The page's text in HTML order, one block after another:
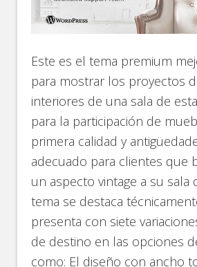
Este es el tema premium
para mostrar los proyectos
interiores de una sala de
para la participación de
primera calidad y
adecuado para clientes que
un aspecto vintage a su sala
tema se destaca
presenta con siete
de destino en las opciones
como: El diseño con ancho